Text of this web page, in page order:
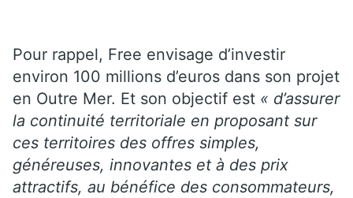
Pour rappel, Free envisage d’investir
environ 100 millions d’euros dans son projet
en Outre Mer. Et son objectif est « d’assurer
la continuité territoriale en proposant sur
ces territoires des offres simples,
généreuses, innovantes et à des prix
attractifs, au bénéfice des consommateurs,